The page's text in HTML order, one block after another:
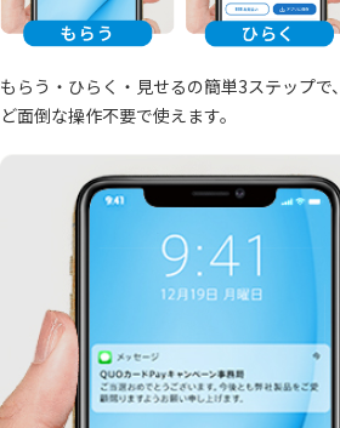
もらう・ひらく・見せるの簡単3ステップ
ど面倒な操作不要で使えます。